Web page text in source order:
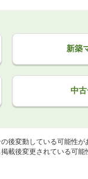
新築
中
後変動している可能性が
後変更されている可